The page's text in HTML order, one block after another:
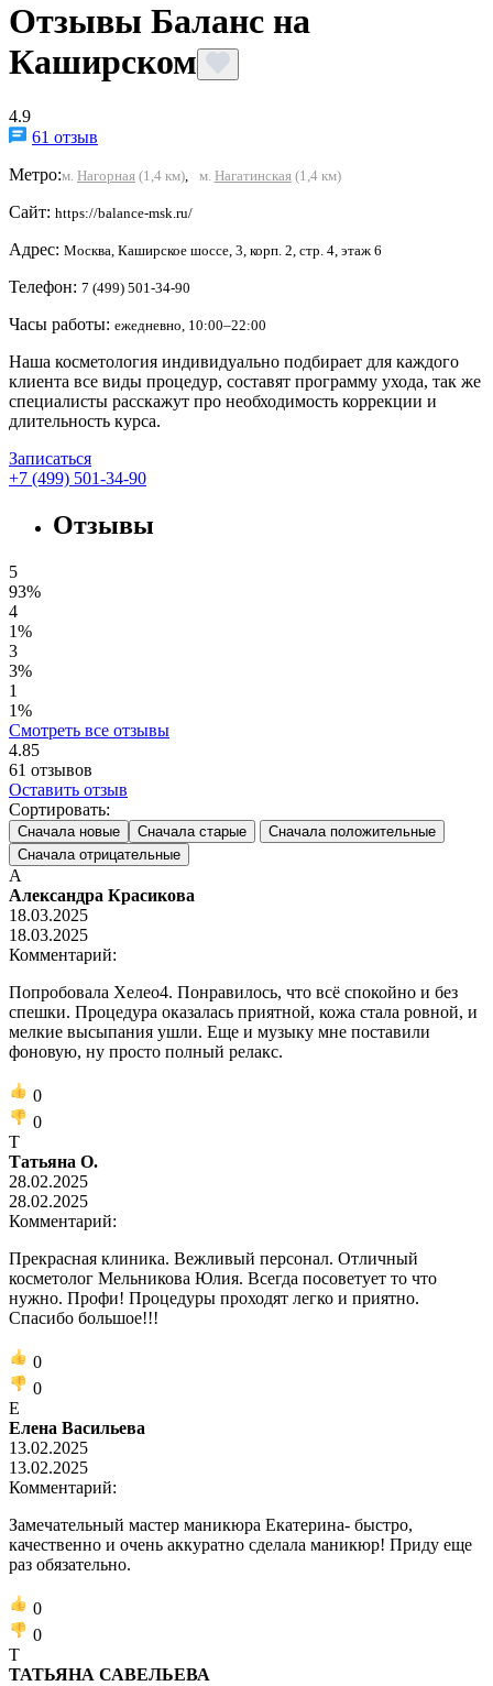
Отзывы Баланс на
Каширском
4.9
61 отзыв
Метро:м. Нагорная (1,4 км) м. Нагатинская(1,4 км)
Сайт: https://balance-msk.ru/
Адрес: Москва, Каширское шоссе, 3, корп. 2, стр. 4, этаж 6
Телефон: 7 (499) 501-34-90
Часы работы: ежедневно, 10:00–22:00
Наша косметология индивидуально подбирает для каждого
клиента все виды процедур, составят программу ухода, так же
специалисты расскажут про необходимость коррекции и
длительность курса.
Записаться
+7 (499) 501-34-90
Отзывы
5
93%
4
1%
3
3%
1
1%
Смотреть все отзывы
4.85
61 отзывов
Оставить отзыв
Сортировать:
Сначала новые Сначала старые
Сначала положительные
Сначала отрицательные
А
Александра Красикова
18.03.2025
18.03.2025
Комментарий:
Попробовала Хелео4. Понравилось, что всё спокойно и без
спешки. Процедура оказалась приятной, кожа стала ровной, и
мелкие высыпания ушли. Еще и музыку мне поставили
фоновую, ну просто полный релакс.
0
0
Т
Татьяна О.
28.02.2025
28.02.2025
Комментарий:
Прекрасная клиника. Вежливый персонал. Отличный
косметолог Мельникова Юлия. Всегда посоветует то что
нужно. Профи! Процедуры проходят легко и приятно.
Спасибо большое!!!
0
0
Е
Елена Васильева
13.02.2025
13.02.2025
Комментарий:
Замечательный мастер маникюра Екатерина- быстро,
качественно и очень аккуратно сделала маникюр! Приду еще
раз обязательно.
0
0
Т
ТАТЬЯНА САВЕЛЬЕВА